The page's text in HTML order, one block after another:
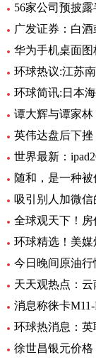
56家公司预披
环球热议:江苏
环球简讯:日本
谭大辉与谭家
英伟达盘后下挫
世界最新：
随和，是一种
吸引别人加微
今日晚间原油行
天天观热点：
消息称徕卡
徐世昌银元价格